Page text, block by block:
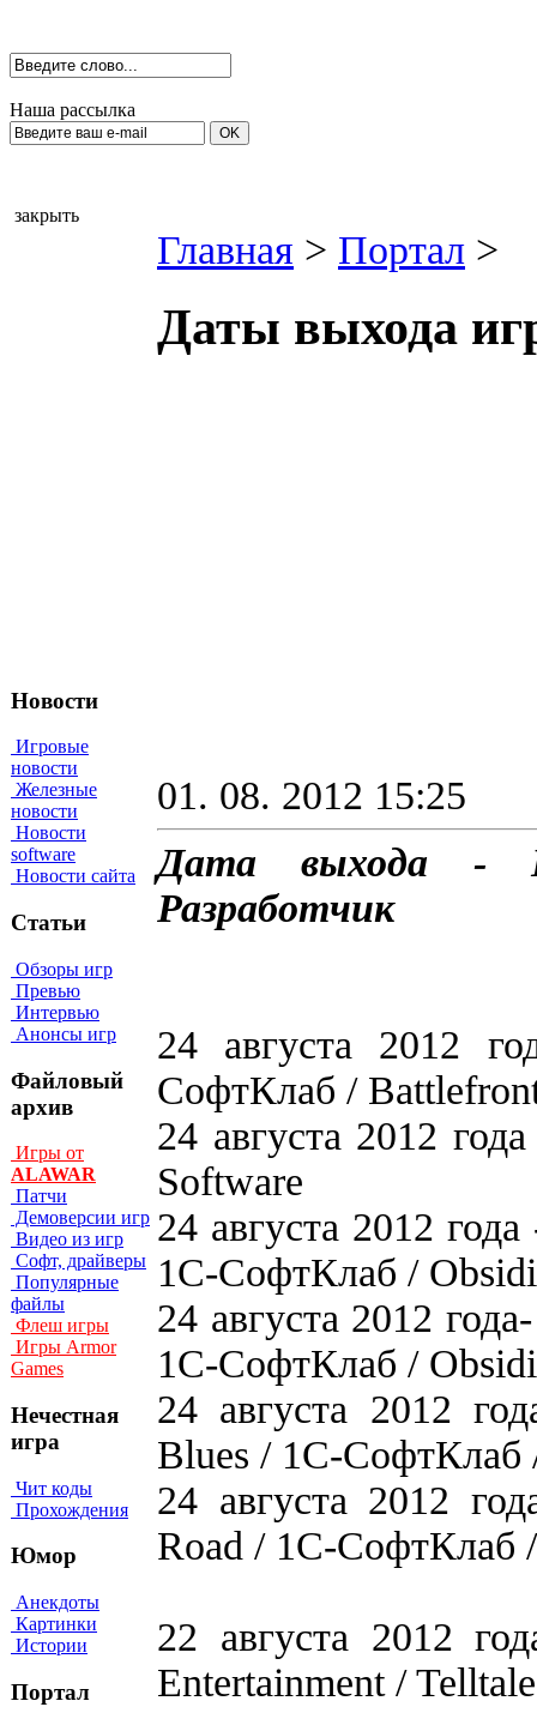
Наша рассылка
закрыть
Новости
Игровые
новости
Железные
новости
Новости
software
Новости сайта
Статьи
Обзоры игр
Превью
Интервью
Анонсы игр
Файловый
архив
Игры от
ALAWAR
Патчи
Демоверсии игр
Видео из игр
Софт, драйверы
Популярные
файлы
Флеш игры
Игры Armor
Games
Нечестная
игра
Чит коды
Прохождения
Юмор
Анекдоты
Картинки
Истории
Портал
Главная > Портал >
Даты выхода
01. 08. 2012 15:25
Дата выхода -
Разработчик
24 августа 2012
СофтКлаб /
24 августа 2012
Software
24 августа 2012
1С-СофтКлаб /
24 августа 2012
1С-СофтКлаб /
24 августа 2012
Blues / 1С-СофтКлаб
24 августа 2012
Road / 1С-СофтКлаб
22 августа 2012
Entertainment /